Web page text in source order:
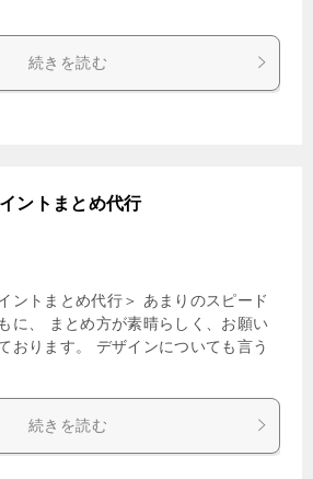
続きを読む
ントまとめ代行
ントまとめ代行＞ あまりのスピード
に、 まとめ方が素晴らしく、お願い
おります。 デザインについても言う
続きを読む